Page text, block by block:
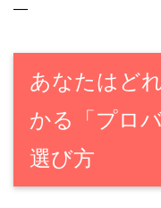
—
あなたはど
かる「プロ
選び方